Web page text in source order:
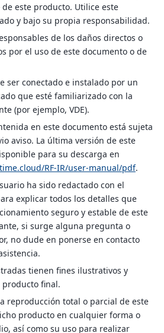
este producto. Utilice este
y bajo su propia responsabilidad.
de los daños directos o
por el uso de este documento o de
ser conectado e instalado por un
que esté familiarizado con la
(por ejemplo, VDE).
en este documento está sujeta
aviso. La última versión de este
para su descarga en
RF-IR/user-manual/pdf.
ha sido redactado con el
explicar todos los detalles que
seguro y estable de este
si surge alguna pregunta o
no dude en ponerse en contacto
tienen fines ilustrativos y
final.
reproducción total o parcial de este
producto en cualquier forma o
así como su uso para realizar